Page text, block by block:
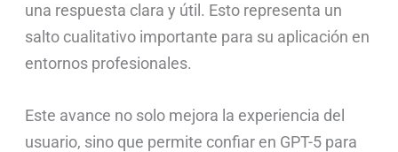
una respuesta clara y útil. Esto representa un
salto cualitativo importante para su aplicación en
entornos profesionales.
Este avance no solo mejora la experiencia del
usuario, sino que permite confiar en GPT-5 para